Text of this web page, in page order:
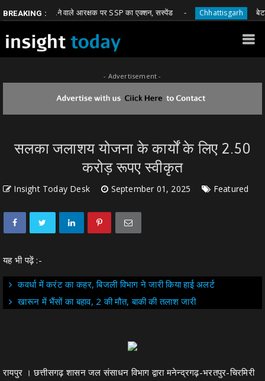
BREAKING :
घूस मांगने वाले आरक्षक पर SSP का एक्शन, सस्पेंड Chhattisgarh बेटा-बहू
- Advertisement -
सलका जलाशय योजना के कार्यों के लिए 2.50
करोड़ रूपए स्वीकृत
Insight Today Desk September 01, 2025 Featured
यह भी पढ़ें :-
कवर्धा में करंट का कहर, बिजली विभाग ने जारी किया हाई अलर्ट
खारून में भैंसों का बहाव, 2 की मौत, बाकी की तलाश जारी
रायपुर । छत्तीसगढ़ शासन जल संसाधन विभाग द्वारा मनेन्द्रगढ़-भरतपुर-चिरमिरी